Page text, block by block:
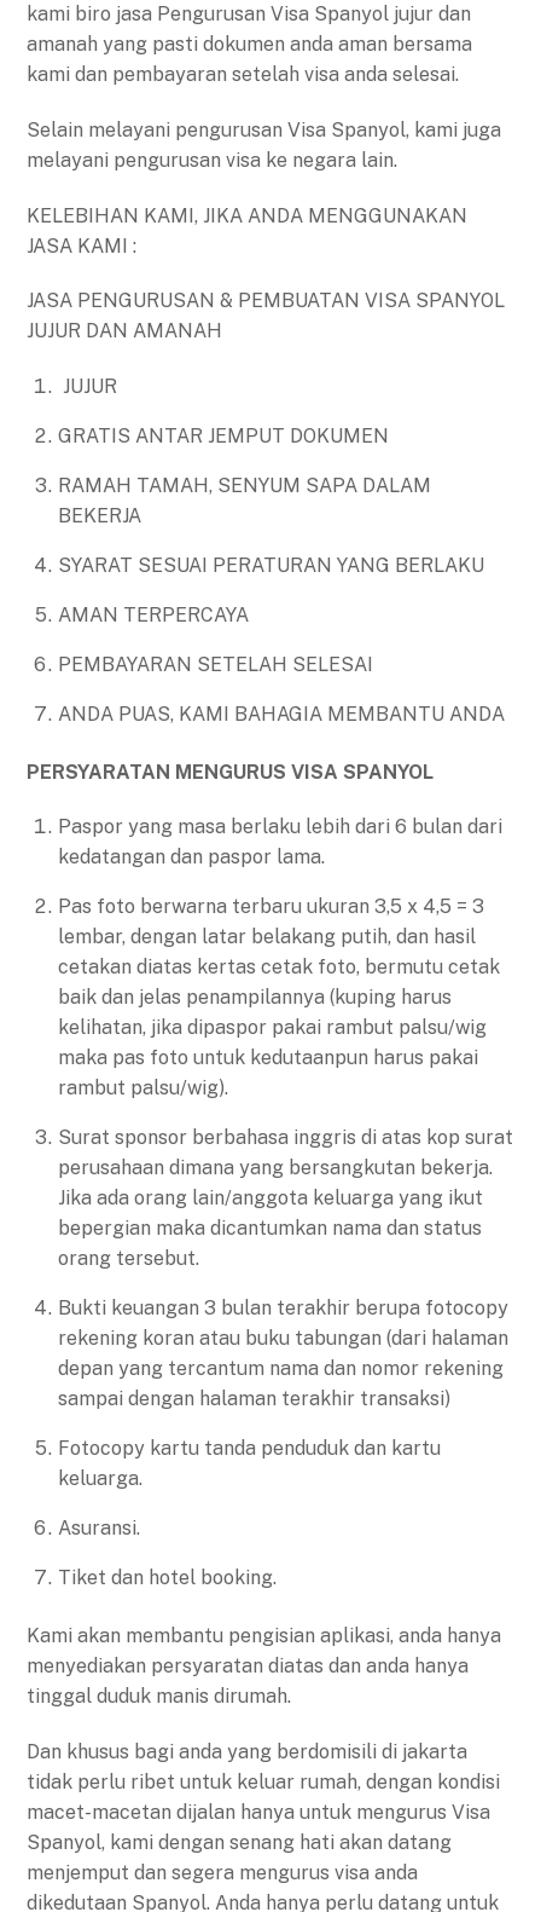
kami biro jasa Pengurusan Visa Spanyol jujur dan
amanah yang pasti dokumen anda aman bersama
kami dan pembayaran setelah visa anda selesai.
Selain melayani pengurusan Visa Spanyol, kami juga
melayani pengurusan visa ke negara lain.
KELEBIHAN KAMI, JIKA ANDA MENGGUNAKAN
JASA KAMI :
JASA PENGURUSAN & PEMBUATAN VISA SPANYOL
JUJUR DAN AMANAH
JUJUR
GRATIS ANTAR JEMPUT DOKUMEN
RAMAH TAMAH, SENYUM SAPA DALAM
BEKERJA
SYARAT SESUAI PERATURAN YANG BERLAKU
AMAN TERPERCAYA
PEMBAYARAN SETELAH SELESAI
ANDA PUAS, KAMI BAHAGIA MEMBANTU ANDA
PERSYARATAN MENGURUS VISA SPANYOL
Paspor yang masa berlaku lebih dari 6 bulan dari
kedatangan dan paspor lama.
Pas foto berwarna terbaru ukuran 3,5 x 4,5 = 3
lembar, dengan latar belakang putih, dan hasil
cetakan diatas kertas cetak foto, bermutu cetak
baik dan jelas penampilannya (kuping harus
kelihatan, jika dipaspor pakai rambut palsu/wig
maka pas foto untuk kedutaanpun harus pakai
rambut palsu/wig).
Surat sponsor berbahasa inggris di atas kop surat
perusahaan dimana yang bersangkutan bekerja.
Jika ada orang lain/anggota keluarga yang ikut
bepergian maka dicantumkan nama dan status
orang tersebut.
Bukti keuangan 3 bulan terakhir berupa fotocopy
rekening koran atau buku tabungan (dari halaman
depan yang tercantum nama dan nomor rekening
sampai dengan halaman terakhir transaksi)
Fotocopy kartu tanda penduduk dan kartu
keluarga.
Asuransi.
Tiket dan hotel booking.
Kami akan membantu pengisian aplikasi, anda hanya
menyediakan persyaratan diatas dan anda hanya
tinggal duduk manis dirumah.
Dan khusus bagi anda yang berdomisili di jakarta
tidak perlu ribet untuk keluar rumah, dengan kondisi
macet-macetan dijalan hanya untuk mengurus Visa
Spanyol, kami dengan senang hati akan datang
menjemput dan segera mengurus visa anda
dikedutaan Spanyol. Anda hanya perlu datang untuk